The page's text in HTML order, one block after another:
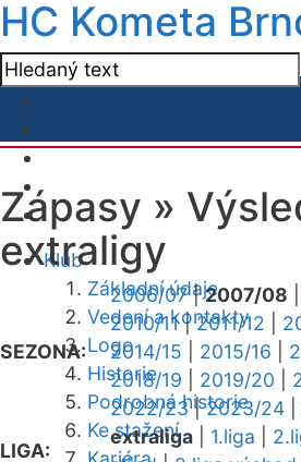
HC Kometa
Klub
Základní údaje
Vedení a kontakty
Logo
Historie
Podrobná historie
Ke stažení
Zápasy »
extraligy
SEZONA:
2006/07|2007/08
2010/11|2011/12
2014/15
2015/16
2018/19
2019/20
2022/23|2023/24
LIGA:
extraliga 1.liga